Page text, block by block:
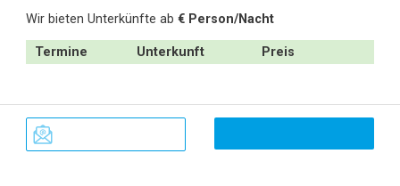
Wir bieten Unterkünfte ab € Person/Nacht
Termine Unterkunft Preis